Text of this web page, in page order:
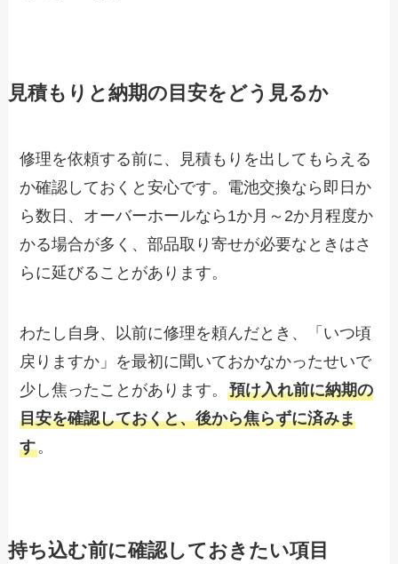
見積もりと納期の目安をどう見るか
修理を依頼する前に、見積もりを出してもらえる
か確認しておくと安心です。電池交換なら即日か
ら数日、オーバーホールなら1か月～2か月程度か
かる場合が多く、部品取り寄せが必要なときはさ
らに延びることがあります。
わたし自身、以前に修理を頼んだとき、「いつ頃
戻りますか」を最初に聞いておかなかったせいで
少し焦ったことがあります。預け入れ前に納期の
目安を確認しておくと、後から焦らずに済みま
す。
持ち込む前に確認しておきたい項目